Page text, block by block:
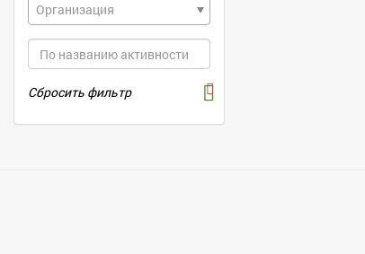
Организация
Сбросить фильтр